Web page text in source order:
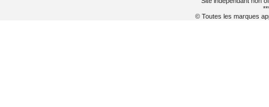
© Toutes les marques